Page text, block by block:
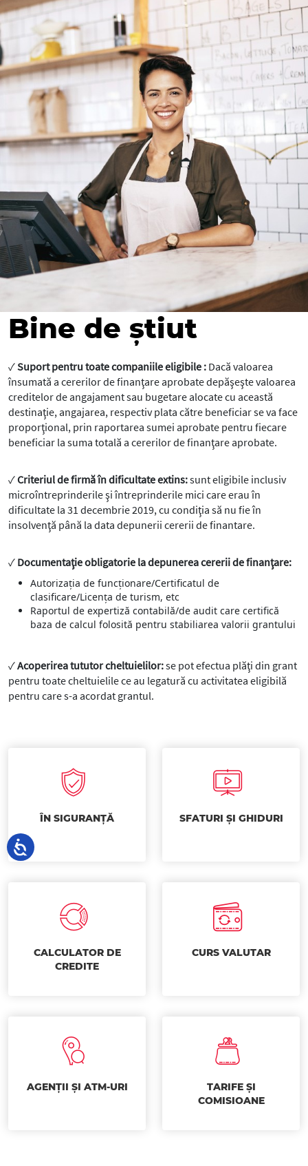
Bine de știut
✓Suport pentru toate companiile eligibile : Dacă valoarea
însumată a cererilor de finanţare aprobate depăşeşte valoarea
creditelor de angajament sau bugetare alocate cu această
destinaţie, angajarea, respectiv plata către beneficiar se va face
proporţional, prin raportarea sumei aprobate pentru fiecare
beneficiar la suma totală a cererilor de finanţare aprobate.
✓Criteriul de firmă în dificultate extins:sunt eligibile inclusiv
microîntreprinderile şi întreprinderile mici care erau în
dificultate la 31 decembrie 2019, cu condiţia să nu fie în
insolvenţă până la data depunerii cererii de finantare.
✓ Documentaţie obligatorie la depunerea cererii de finanţare:
Autorizaţia de funcţionare/Certificatul de
clasificare/Licenţa de turism, etc
Raportul de expertiză contabilă/de audit care certifică
baza de calcul folosită pentru stabiliarea valorii grantului
✓Acoperirea tututor cheltuielilor:se pot efectua plăţi din grant
pentru toate cheltuielile ce au legatură cu activitatea eligibilă
pentru care s-a acordat grantul.
ÎN SIGURANȚĂ SFATURI ȘI GHIDURI
CALCULATOR DE
CREDITE
CURS VALUTAR
AGENȚII ȘI ATM-URI
TARIFE ȘI
COMISIOANE